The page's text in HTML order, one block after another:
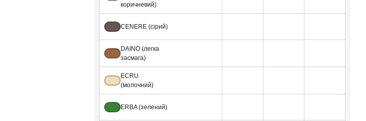
коричневий)
CENERE (сірий)
DAINO (легка
засмага)
ECRU
(молочний)
ERBA (зелений)